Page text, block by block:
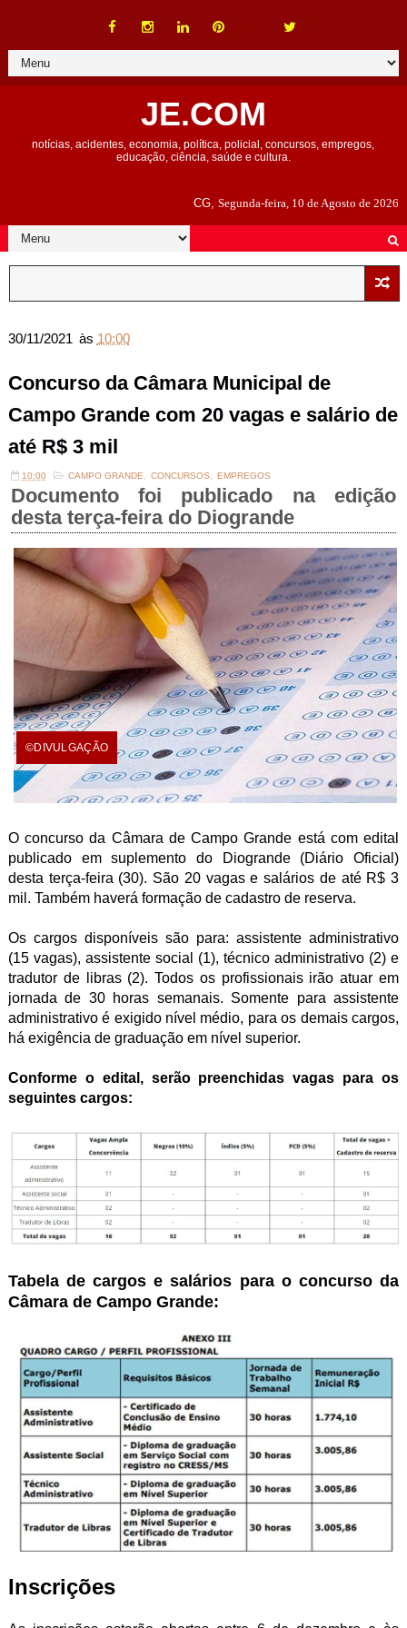
JE.COM
notícias, acidentes, economia, política, policial, concursos, empregos,
educação, ciência, saúde e cultura.
CG,Segunda-feira, 10 de Agosto de 2026
30/11/2021 às 10:00
Concurso da Câmara Municipal de
Campo Grande com 20 vagas e salário de
até R$ 3 mil
10:00 CAMPO GRANDE CONCURSOS EMPREGOS
Documento foi publicado na edição
desta terça-feira do Diogrande
©DIVULGAÇÃO
O concurso da Câmara de Campo Grande está com edital
publicado em suplemento do Diogrande (Diário Oficial)
desta terça-feira (30). São 20 vagas e salários de até R$ 3
mil. Também haverá formação de cadastro de reserva.
Os cargos disponíveis são para: assistente administrativo
(15 vagas), assistente social (1), técnico administrativo (2) e
tradutor de libras (2). Todos os profissionais irão atuar em
jornada de 30 horas semanais. Somente para assistente
administrativo é exigido nível médio, para os demais cargos,
há exigência de graduação em nível superior.
Conforme o edital, serão preenchidas vagas para os
seguintes cargos:
Tabela de cargos e salários para o concurso da
Câmara de Campo Grande:
Inscrições